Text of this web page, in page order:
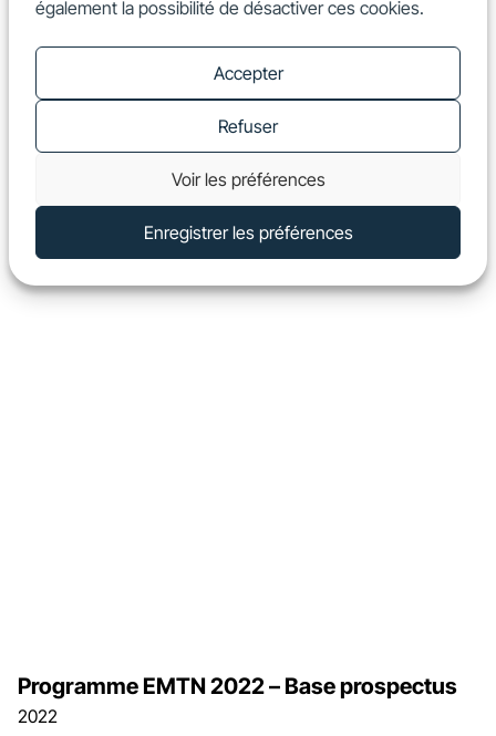
également la possibilité de désactiver ces cookies.
Accepter
Refuser
Voir les préférences
Enregistrer les préférences
2022
Programme EMTN 2022 – Base prospectus